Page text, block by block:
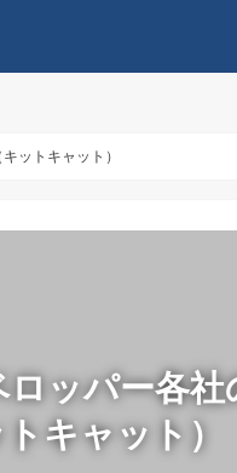
ットキャット）
ロッパー各社
キャット）